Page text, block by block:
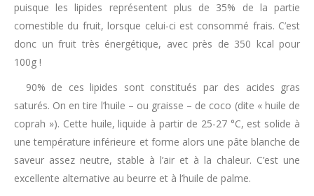
puisque les lipides représentent plus de 35% de la partie
comestible du fruit, lorsque celui-ci est consommé frais. C’est
donc un fruit très énergétique, avec près de 350 kcal pour
100g !
90% de ces lipides sont constitués par des acides gras
saturés. On en tire l’huile – ou graisse – de coco (dite « huile de
coprah »). Cette huile, liquide à partir de 25-27 °C, est solide à
une température inférieure et forme alors une pâte blanche de
saveur assez neutre, stable à l’air et à la chaleur. C’est une
excellente alternative au beurre et à l’huile de palme.